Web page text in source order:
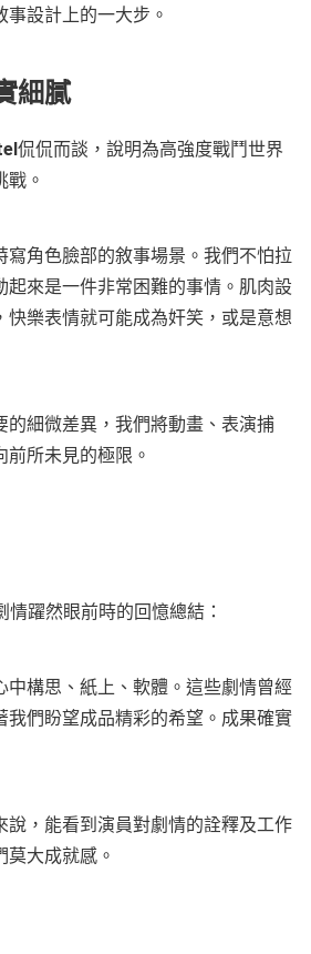
設計上的一大步。
細膩
侃侃而談，說明為高強度戰鬥世界
戰。
寫角色臉部的敘事場景。我們不怕拉
起來是一件非常困難的事情。肌肉設
快樂表情就可能成為奸笑，或是意想
的細微差異，我們將動畫、表演捕
所未見的極限。
情躍然眼前時的回憶總結：
中構思、紙上、軟體。這些劇情曾經
我們盼望成品精彩的希望。成果確實
說，能看到演員對劇情的詮釋及工作
莫大成就感。